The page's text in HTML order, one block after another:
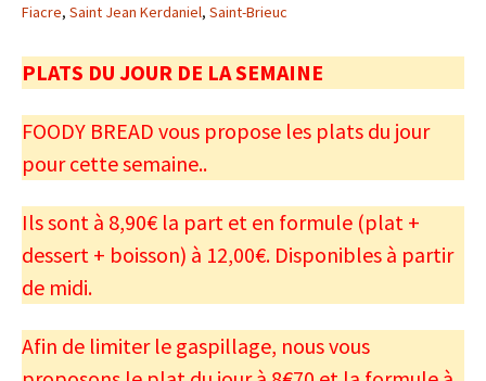
Fiacre, Saint Jean Kerdaniel, Saint-Brieuc
PLATS DU JOUR DE LA SEMAINE
FOODY BREAD vous propose les plats du jour
pour cette semaine..
Ils sont à 8,90€ la part et en formule (plat +
dessert + boisson) à 12,00€. Disponibles à partir
de midi.
Afin de limiter le gaspillage, nous vous